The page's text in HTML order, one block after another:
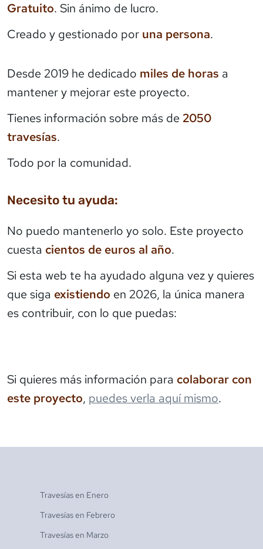
Gratuito. Sin ánimo de lucro.
Creado y gestionado por una persona.
Desde 2019 he dedicado miles de horas a
mantener y mejorar este proyecto.
Tienes información sobre más de 2050
travesías.
Todo por la comunidad.
Necesito tu ayuda:
No puedo mantenerlo yo solo. Este proyecto
cuesta cientos de euros al año.
Si esta web te ha ayudado alguna vez y quieres
que siga existiendo en 2026, la única manera
es contribuir, con lo que puedas:
Si quieres más información para colaborar con
este proyecto, puedes verla aquí mismo.
Travesías en Enero
Travesías en Febrero
Travesías en Marzo